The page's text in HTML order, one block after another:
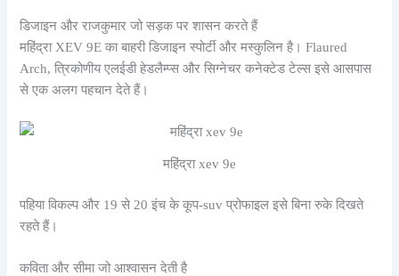
डिजाइन और राजकुमार जो सड़क पर शासन करते हैं
महिंद्रा XEV 9E का बाहरी डिजाइन स्पोर्टी और मस्कुलिन है। Flaured
Arch, त्रिकोणीय एलईडी हेडलैम्प्स और सिग्नेचर कनेक्टेड टेल्स इसे आसपास
से एक अलग पहचान देते हैं।
महिंद्रा xev 9e
पहिया विकल्प और 19 से 20 इंच के कूप-suv प्रोफाइल इसे बिना रुके दिखते
रहते हैं।
कविता और सीमा जो आश्वासन देती है